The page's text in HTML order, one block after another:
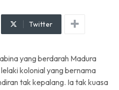
Twitter
yang berdarah Madura
kolonial yang bernama
tak kepalang. Ia tak kuasa